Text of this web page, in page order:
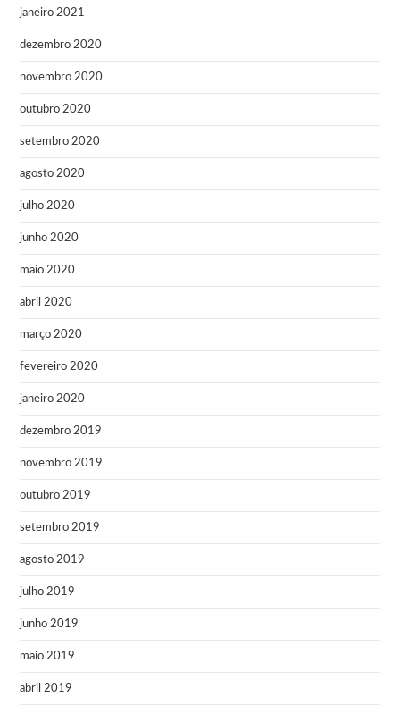
janeiro 2021
dezembro 2020
novembro 2020
outubro 2020
setembro 2020
agosto 2020
julho 2020
junho 2020
maio 2020
abril 2020
março 2020
fevereiro 2020
janeiro 2020
dezembro 2019
novembro 2019
outubro 2019
setembro 2019
agosto 2019
julho 2019
junho 2019
maio 2019
abril 2019